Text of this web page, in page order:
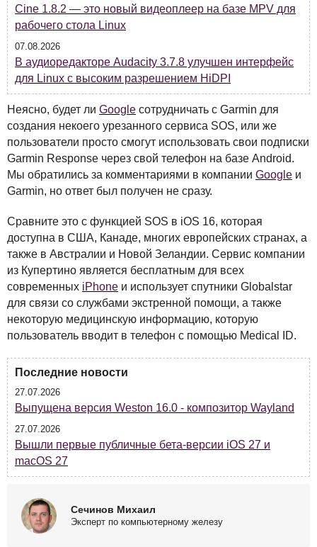
Cine 1.8.2 — это новый видеоплеер на базе MPV для
рабочего стола Linux
07.08.2026
В аудиоредакторе Audacity 3.7.8 улучшен интерфейс
для Linux с высоким разрешением HiDPI
Неясно, будет ли Google сотрудничать с Garmin для
создания некоего урезанного сервиса SOS, или же
пользователи просто смогут использовать свои подписки
Garmin Response через свой телефон на базе Android.
Мы обратились за комментариями в компании Google и
Garmin, но ответ был получен не сразу.
Сравните это с функцией SOS в iOS 16, которая
доступна в США, Канаде, многих европейских странах, а
также в Австралии и Новой Зеландии. Сервис компании
из Купертино является бесплатным для всех
современных iPhone и использует спутники Globalstar
для связи со службами экстренной помощи, а также
некоторую медицинскую информацию, которую
пользователь вводит в телефон с помощью Medical ID.
Последние новости
27.07.2026
Выпущена версия Weston 16.0 - композитор Wayland
27.07.2026
Вышли первые публичные бета-версии iOS 27 и
macOS 27
Сечинов Михаил
Эксперт по компьютерному железу